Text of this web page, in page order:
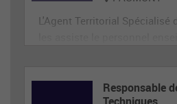
L'Agent Territorial Spécialisé
ux et le matériel servant
Responsable